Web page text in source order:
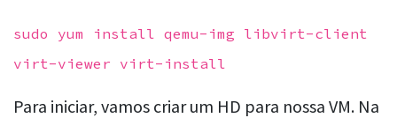
sudo yum install qemu-img libvirt-client
virt-viewer virt-install
Para iniciar, vamos criar um HD para nossa VM. Na